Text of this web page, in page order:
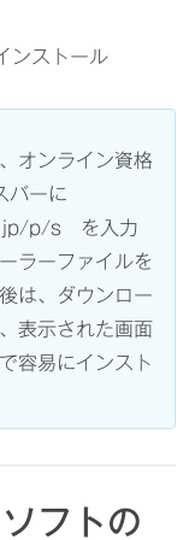
ンストール
オンライン資格
バーに
p/s を入力
ラーファイルを
は、ダウンロー
表示された画面
容易にインスト
フトの